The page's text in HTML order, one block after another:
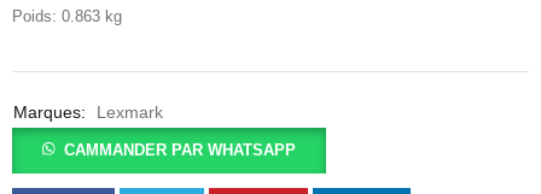
Poids: 0.863 kg
Marques: Lexmark
CAMMANDER PAR WHATSAPP